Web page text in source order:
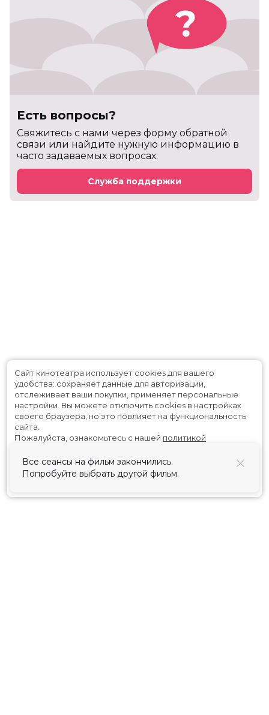
Есть вопросы?
Cвяжитесь с нами через форму обратной
связи или найдите нужную информацию в
часто задаваемых вопросах.
Служба поддержки
Все сеансы на фильм закончились.
Попробуйте выбрать другой фильм.
Сайт кинотеатра использует cookies для вашего
удобства: сохраняет данные для авторизации,
отслеживает ваши покупки, применяет персональные
настройки. Вы можете отключить cookies в настройках
своего браузера, но это повлияет на функциональность
сайта.
Пожалуйста, ознакомьтесь с нашей политикой
Принять